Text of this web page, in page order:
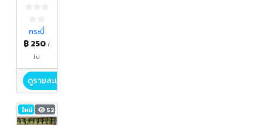
กระบี่
฿ 250/
ใบ
ดูรายละเอียด
ใหม่ 52